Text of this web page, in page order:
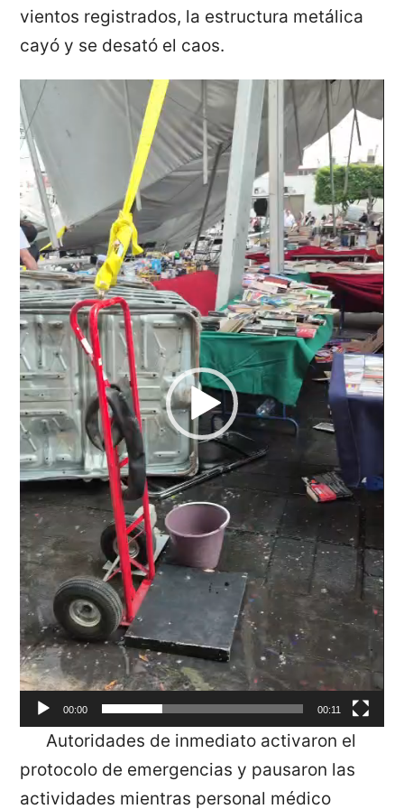
vientos registrados, la estructura metálica
cayó y se desató el caos.
Reproductor
de
vídeo
00:00 00:11
Autoridades de inmediato activaron el
protocolo de emergencias y pausaron las
actividades mientras personal médico